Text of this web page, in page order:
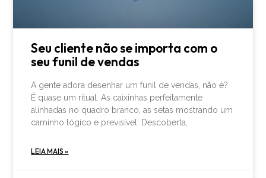
Seu cliente não se importa com o
seu funil de vendas
A gente adora desenhar um funil de vendas, não é?
É quase um ritual. As caixinhas perfeitamente
alinhadas no quadro branco, as setas mostrando um
caminho lógico e previsível: Descoberta,
LEIA MAIS »